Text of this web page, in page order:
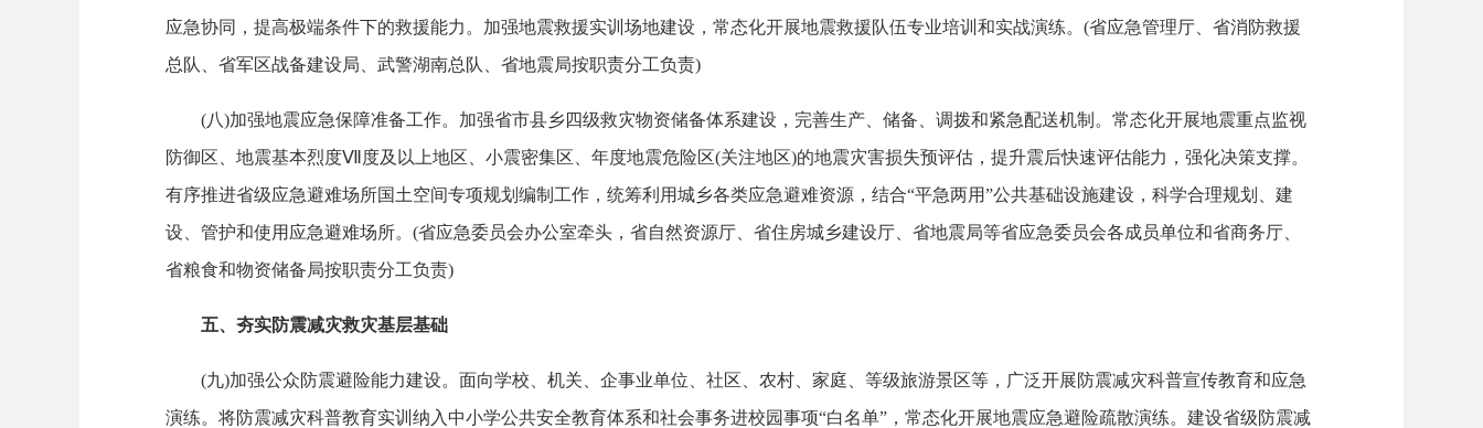
应急协同，提高极端条件下的救援能力。加强地震救援实训场地建设，常态化开展地震救援队伍专业培训和实战演练。(省应急管理厅、省消防救援
总队、省军区战备建设局、武警湖南总队、省地震局按职责分工负责)
(八)加强地震应急保障准备工作。加强省市县乡四级救灾物资储备体系建设，完善生产、储备、调拨和紧急配送机制。常态化开展地震重点监视
防御区、地震基本烈度Ⅶ度及以上地区、小震密集区、年度地震危险区(关注地区)的地震灾害损失预评估，提升震后快速评估能力，强化决策支撑。
有序推进省级应急避难场所国土空间专项规划编制工作，统筹利用城乡各类应急避难资源，结合“平急两用”公共基础设施建设，科学合理规划、建
设、管护和使用应急避难场所。(省应急委员会办公室牵头，省自然资源厅、省住房城乡建设厅、省地震局等省应急委员会各成员单位和省商务厅、
省粮食和物资储备局按职责分工负责)
五、夯实防震减灾救灾基层基础
(九)加强公众防震避险能力建设。面向学校、机关、企事业单位、社区、农村、家庭、等级旅游景区等，广泛开展防震减灾科普宣传教育和应急
演练。将防震减灾科普教育实训纳入中小学公共安全教育体系和社会事务进校园事项“白名单”，常态化开展地震应急避险疏散演练。建设省级防震减